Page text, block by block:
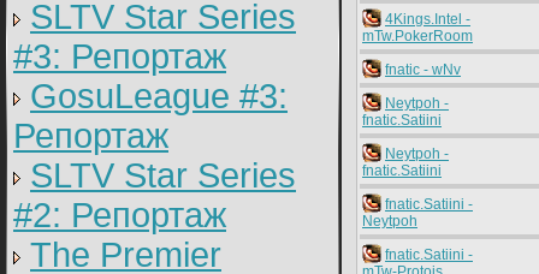
SLTV Star Series
#3: Репортаж
GosuLeague #3:
Репортаж
SLTV Star Series
#2: Репортаж
The Premier
4Kings.Intel -
mTw.PokerRoom
fnatic - wNv
Neytpoh -
fnatic.Satiini
Neytpoh -
fnatic.Satiini
fnatic.Satiini -
Neytpoh
fnatic.Satiini -